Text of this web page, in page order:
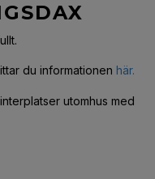
du informationen här.
utomhus med